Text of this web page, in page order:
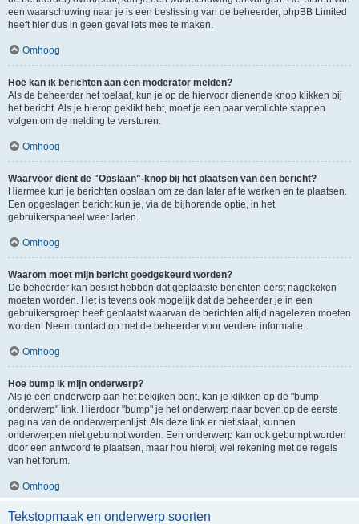
een waarschuwing naar je is een beslissing van de beheerder, phpBB Limited
heeft hier dus in geen geval iets mee te maken.
Omhoog
Hoe kan ik berichten aan een moderator melden?
Als de beheerder het toelaat, kun je op de hiervoor dienende knop klikken bij
het bericht. Als je hierop geklikt hebt, moet je een paar verplichte stappen
volgen om de melding te versturen.
Omhoog
Waarvoor dient de "Opslaan"-knop bij het plaatsen van een bericht?
Hiermee kun je berichten opslaan om ze dan later af te werken en te plaatsen.
Een opgeslagen bericht kun je, via de bijhorende optie, in het
gebruikerspaneel weer laden.
Omhoog
Waarom moet mijn bericht goedgekeurd worden?
De beheerder kan beslist hebben dat geplaatste berichten eerst nagekeken
moeten worden. Het is tevens ook mogelijk dat de beheerder je in een
gebruikersgroep heeft geplaatst waarvan de berichten altijd nagelezen moeten
worden. Neem contact op met de beheerder voor verdere informatie.
Omhoog
Hoe bump ik mijn onderwerp?
Als je een onderwerp aan het bekijken bent, kan je klikken op de "bump
onderwerp" link. Hierdoor "bump" je het onderwerp naar boven op de eerste
pagina van de onderwerpenlijst. Als deze link er niet staat, kunnen
onderwerpen niet gebumpt worden. Een onderwerp kan ook gebumpt worden
door een antwoord te plaatsen, maar hou hierbij wel rekening met de regels
van het forum.
Omhoog
Tekstopmaak en onderwerp soorten